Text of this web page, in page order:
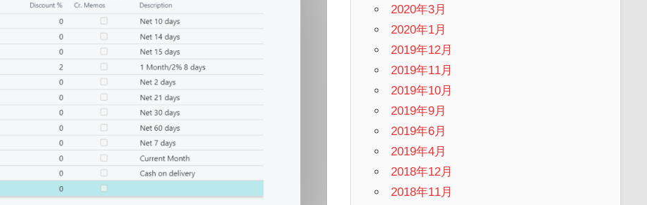
2020年3月
2020年1月
2019年12月
2019年11月
2019年10月
2019年9月
2019年6月
2019年4月
2018年12月
2018年11月